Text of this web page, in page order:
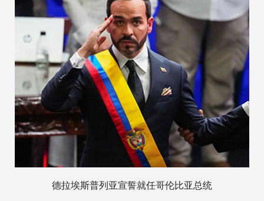
德拉埃斯普列亚宣誓就任哥伦比亚总统